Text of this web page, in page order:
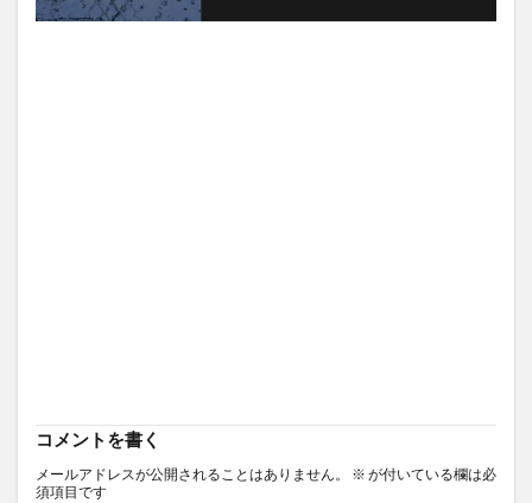
コメントを書く
メールアドレスが公開されることはありません。 ※ が付いている欄は必
須項目です